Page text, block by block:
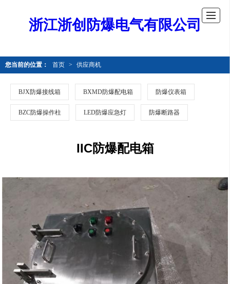
浙江浙创防爆电气有限公司
您当前的位置： 首页 > 供应商机
BJX防爆接线箱 BXMD防爆配电箱 防爆仪表箱
BZC防爆操作柱 LED防爆应急灯 防爆断路器
IIC防爆配电箱